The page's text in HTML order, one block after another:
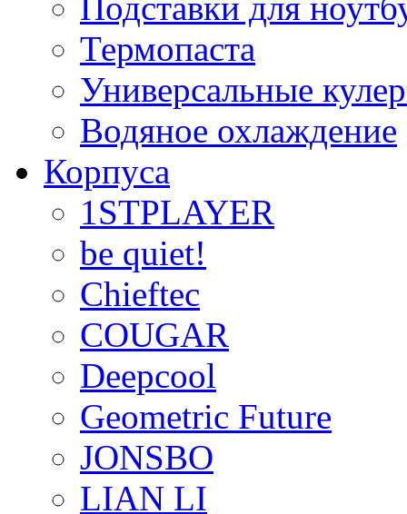
Подставки для
Термопаста
Универсальные
Водяное охлаждение
Корпуса
1STPLAYER
be quiet!
Chieftec
COUGAR
Deepcool
Geometric Future
JONSBO
LIAN LI